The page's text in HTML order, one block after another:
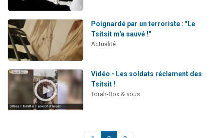
Poignardé par un terroriste : "Le
Tsitsit m'a sauvé !"
Actualité
Vidéo - Les soldats réclament des
Tsitsit !
Torah-Box & vous